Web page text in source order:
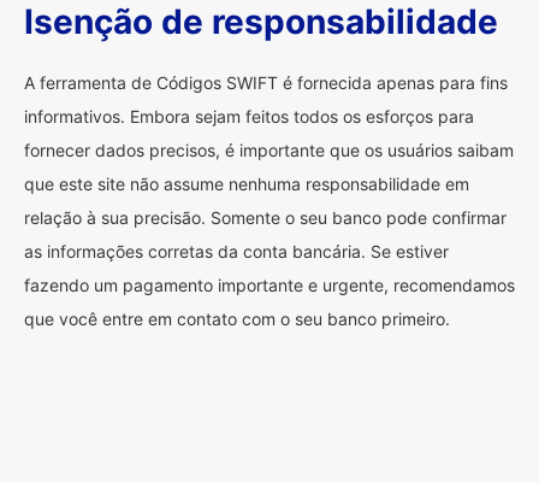
Isenção de responsabilidade
A ferramenta de Códigos SWIFT é fornecida apenas para fins
informativos. Embora sejam feitos todos os esforços para
fornecer dados precisos, é importante que os usuários saibam
que este site não assume nenhuma responsabilidade em
relação à sua precisão. Somente o seu banco pode confirmar
as informações corretas da conta bancária. Se estiver
fazendo um pagamento importante e urgente, recomendamos
que você entre em contato com o seu banco primeiro.